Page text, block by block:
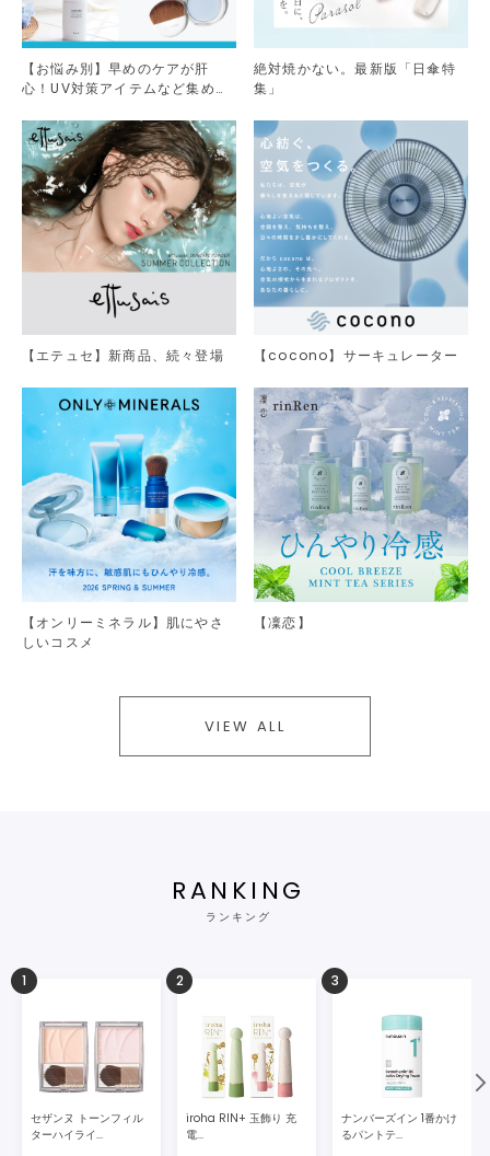
【お悩み別】早めのケアが肝
心！UV対策アイテムなど集めま
絶対焼かない。最新版「日傘特
集」
【エテュセ】新商品、続々登場 【cocono】サーキュレーター
【オンリーミネラル】肌にやさ
しいコスメ
【凜恋】
VIEW ALL
RANKING
ランキング
1
セザンヌ トーンフィル
ターハイライ...
2
iroha RIN+ 玉飾り 充
電...
3
ナンバーズイン 1番かけ
るパントテ...